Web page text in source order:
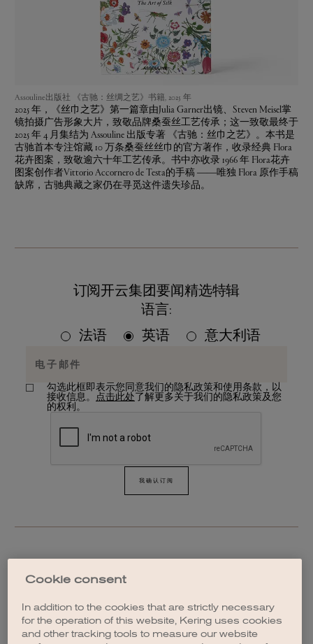
Assouline出版社 《古驰：丝绸之艺》书籍, 2025 年
2025 年，《丝巾之艺》第一篇章由Julia Garner出镜、Steven Meisel掌
镜拍摄广告形象大片，致敬品牌桑蚕丝工艺传承；这一致敬最终于
2025 年 4 月集结为 Assouline 出版专著 《古驰：丝巾之艺》。本书是
古驰首本专注馆藏 10 万条桑蚕丝丝巾的官方著作，收录经典 Flora
花卉图案，致敬逾六十年工艺传承。书中亦收录 1966 年 Flora花卉
图案创作者Vittorio Accornero de Testa的手稿 ——唯独 Flora 原作手稿
缺席，古驰典藏之家仍在寻觅这件遗失珍品。
订阅开云集团要闻精选特辑
语言:
法语
英语 意大利语
勾选此框即表示您同意我们的隐私政策和使用条款，以
接收信息。 点击此处了解更多关于我们的隐私政策及您
的权利。
我确认订阅
DISCOVER ALL ARTICLES
Cookie consent
In addition to the cookies that are strictly necessary
for the operation of this website, Kering uses cookies
and other tracking tools to measure our website